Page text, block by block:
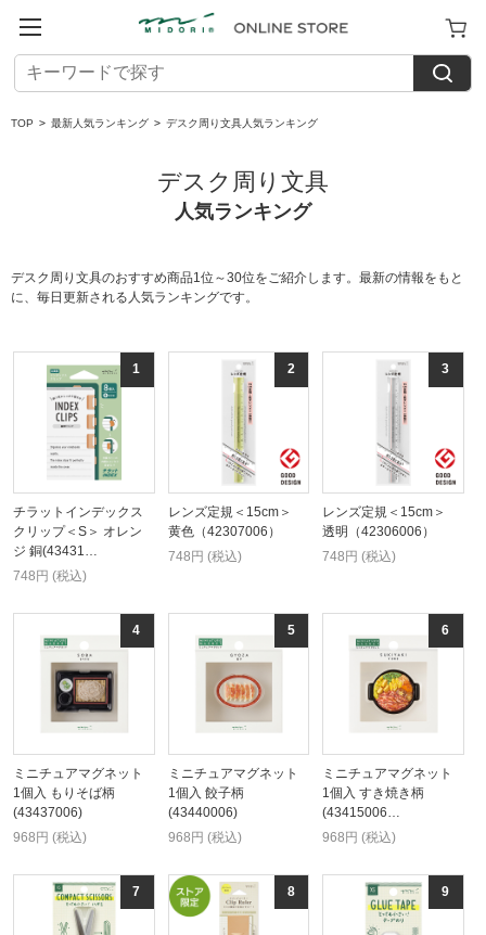
TOP > 最新人気ランキング > デスク周り文具人気ランキング
デスク周り文具
人気ランキング
デスク周り文具のおすすめ商品1位～30位をご紹介します。最新の情報をもと
に、毎日更新される人気ランキングです。
チラットインデックス
クリップ＜S＞ オレン
ジ 銅(43431…
748円 (税込)
レンズ定規＜15cm＞
黄色（42307006）
748円 (税込)
レンズ定規＜15cm＞
透明（42306006）
748円 (税込)
ミニチュアマグネット
1個入 もりそば柄
(43437006)
968円 (税込)
ミニチュアマグネット
1個入 餃子柄
(43440006)
968円 (税込)
ミニチュアマグネット
1個入 すき焼き柄
(43415006…
968円 (税込)